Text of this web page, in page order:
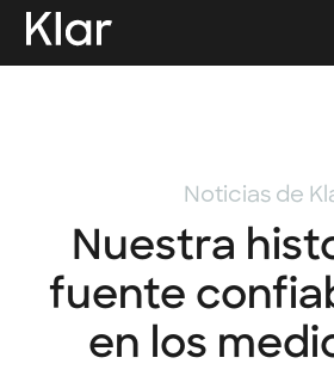
Noticias de
Nuestra
fuente
en los